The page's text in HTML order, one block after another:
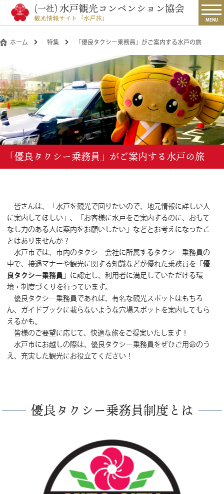
MENU
ホーム 特集 「優良タクシー乗務員」がご案内する水戸の旅
「優良タクシー乗務員」がご案内する水戸の旅
皆さんは、「水戸を観光で回りたいので、地元情報に詳しい人
に案内してほしい」、「お客様に水戸をご案内するのに、おもて
なし力のある人に案内をお願いしたい」などとお考えになったこ
とはありませんか？
水戸市では、市内のタクシー会社に所属するタクシー乗務員の
中で、接遇マナーや観光に関する知識などが優れた乗務員を「優
良タクシー乗務員」に認定し、利用者に満足していただける環
境・制度づくりを行っています。
優良タクシー乗務員であれば、有名な観光スポットはもちろ
ん、ガイドブックに載らないような穴場スポットを案内してもら
えるかも。
皆様のご要望に応じて、快適な旅をご提案いたします！
水戸市にお越しの際は、優良タクシー乗務員をぜひご用命のう
え、充実した観光にお役立てください！
優良タクシー乗務員制度とは